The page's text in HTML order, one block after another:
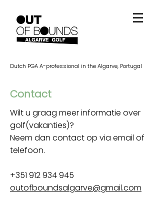
Dutch PGA A-professional in the Algarve, Portugal
Contact
Wilt u graag meer informatie over
golf(vakanties)?
Neem dan contact op via email of
telefoon.
+351 912 934 945
outofboundsalgarve@gmail.com